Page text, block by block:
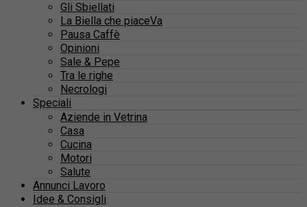
Gli Sbiellati
La Biella che piaceVa
Pausa Caffè
Opinioni
Sale & Pepe
Tra le righe
Necrologi
Speciali
Aziende in Vetrina
Casa
Cucina
Motori
Salute
Annunci Lavoro
Idee & Consigli